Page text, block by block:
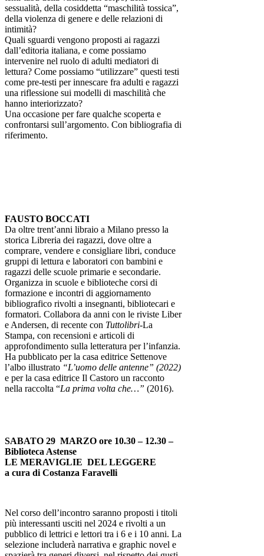
sessualità, della cosiddetta “maschilità tossica”,
della violenza di genere e delle relazioni di
intimità?
Quali sguardi vengono proposti ai ragazzi
dall’editoria italiana, e come possiamo
intervenire nel ruolo di adulti mediatori di
lettura? Come possiamo “utilizzare” questi testi
come pre-testi per innescare fra adulti e ragazzi
una riflessione sui modelli di maschilità che
hanno interiorizzato?
Una occasione per fare qualche scoperta e
confrontarsi sull’argomento. Con bibliografia di
riferimento.
FAUSTO BOCCATI
Da oltre trent’anni libraio a Milano presso la
storica Libreria dei ragazzi, dove oltre a
comprare, vendere e consigliare libri, conduce
gruppi di lettura e laboratori con bambini e
ragazzi delle scuole primarie e secondarie.
Organizza in scuole e biblioteche corsi di
formazione e incontri di aggiornamento
bibliografico rivolti a insegnanti, bibliotecari e
formatori. Collabora da anni con le riviste Liber
e Andersen, di recente con Tuttolibri-La
Stampa, con recensioni e articoli di
approfondimento sulla letteratura per l’infanzia.
Ha pubblicato per la casa editrice Settenove
l’albo illustrato “L’uomo delle antenne” (2022)
e per la casa editrice Il Castoro un racconto
nella raccolta “La prima volta che…” (2016).
SABATO 29 MARZO ore 10.30 – 12.30 –
Biblioteca Astense
LE MERAVIGLIE DEL LEGGERE
a cura di Costanza Faravelli
Nel corso dell’incontro saranno proposti i titoli
più interessanti usciti nel 2024 e rivolti a un
pubblico di lettrici e lettori tra i 6 e i 10 anni. La
selezione includerà narrativa e graphic novel e